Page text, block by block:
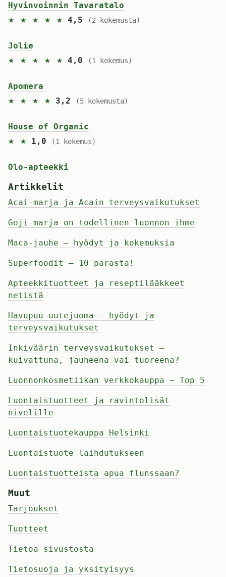
Hyvinvoinnin Tavaratalo
★ ★ ★ ★ ★ 4,5 (2 kokemusta)
Jolie
★ ★ ★ ★ ★ 4,0 (1 kokemus)
Apomera
★ ★ ★ ★ 3,2 (5 kokemusta)
House of Organic
★ ★ 1,0 (1 kokemus)
Olo-apteekki
Artikkelit
Acai-marja ja Acain terveysvaikutukset
Goji-marja on todellinen luonnon ihme
Maca-jauhe – hyödyt ja kokemuksia
Superfoodit – 10 parasta!
Apteekkituotteet ja reseptilääkkeet
netistä
Havupuu-uutejuoma – hyödyt ja
terveysvaikutukset
Inkiväärin terveysvaikutukset –
kuivattuna, jauheena vai tuoreena?
Luonnonkosmetiikan verkkokauppa – Top 5
Luontaistuotteet ja ravintolisät
nivelille
Luontaistuotekauppa Helsinki
Luontaistuote laihdutukseen
Luontaistuotteista apua flunssaan?
Muut
Tarjoukset
Tuotteet
Tietoa sivustosta
Tietosuoja ja yksityisyys